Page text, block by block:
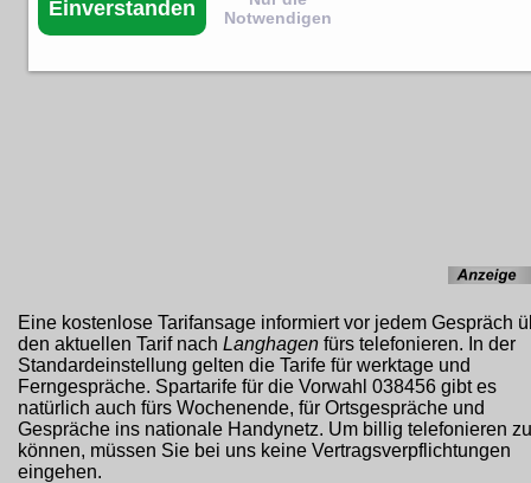
Eine kostenlose Tarifansage informiert vor jedem Gespräch
den aktuellen Tarif nach Langhagen fürs telefonieren. In der
Standardeinstellung gelten die Tarife für werktage und
Ferngespräche. Spartarife für die Vorwahl 038456 gibt es
natürlich auch fürs Wochenende, für Ortsgespräche und
Gespräche ins nationale Handynetz. Um billig telefonieren zu
können, müssen Sie bei uns keine Vertragsverpflichtungen
eingehen.
Einverstanden
Notwendigen